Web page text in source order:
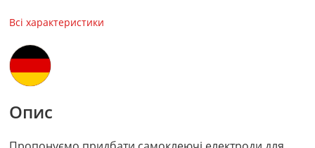
Всі характеристики
Опис